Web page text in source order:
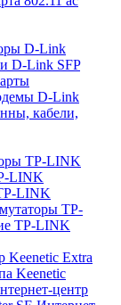
D-Link
D-Link SFP
D-Link
кабели,
TP-LINK
LINK
LINK
TP-
TP-LINK
Keenetic Extra
Keenetic
центр